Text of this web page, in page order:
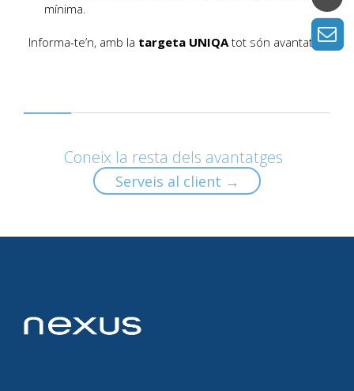
mínima.
Informa-te’n, amb la targeta UNIQAtot són avantatges.
Coneix la resta dels avantatges
Serveis al client →